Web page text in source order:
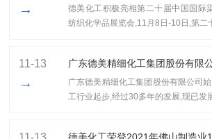
→
德美化工积极亮相第二十届中国国际
纺织化学品展览会,11月8日-10日,第二
11-13
→
广东德美精细化工集团股份有限
广东德美精细化工集团股份有限公司
工行业起步,经过30多年的发展,现已发展